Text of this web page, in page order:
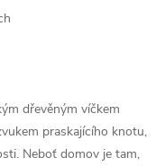
dřevěným víčkem
praskajícího knotu,
Neboť domov je tam,